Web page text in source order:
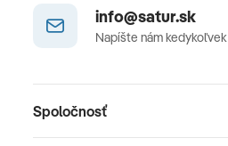
info@satur.sk
Napíšte nám kedykoľvek
Spoločnosť